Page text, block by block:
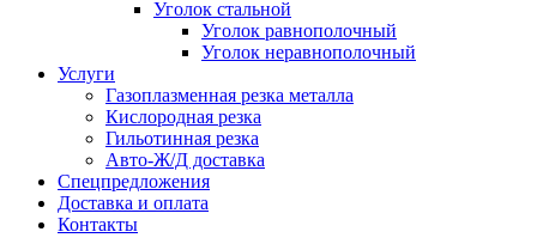
Уголок стальной
Уголок равнополочный
Уголок неравнополочный
Услуги
Газоплазменная резка металла
Кислородная резка
Гильотинная резка
Авто-Ж/Д доставка
Спецпредложения
Доставка и оплата
Контакты